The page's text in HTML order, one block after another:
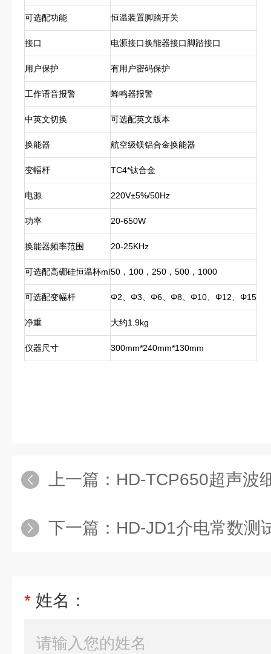
可选配功能 恒温装置脚踏开关
接口 电源接口换能器接口脚踏接口
用户保护 有用户密码保护
工作语音报警 蜂鸣器报警
中英文切换 可选配英文版本
换能器 航空级镁铝合金换能器
变幅杆 TC4*钛合金
电源 220V±5%/50Hz
功率 20-650W
换能器频率范围 20-25KHz
可选配高硼硅恒温杯ml50，100，250，500，1000
可选配变幅杆 Φ2、Φ3、Φ6、Φ8、Φ10、Φ12、Φ15
净重 大约1.9kg
仪器尺寸 300mm*240mm*130mm
上一篇： HD-TCP650超声波
下一篇： HD-JD1介电常数测
* 姓名：